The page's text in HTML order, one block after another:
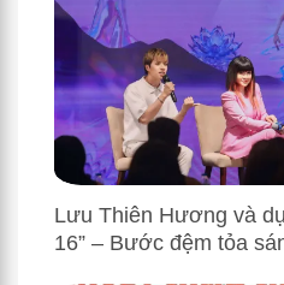
Lưu Thiên Hương và
16” – Bước đệm tỏa